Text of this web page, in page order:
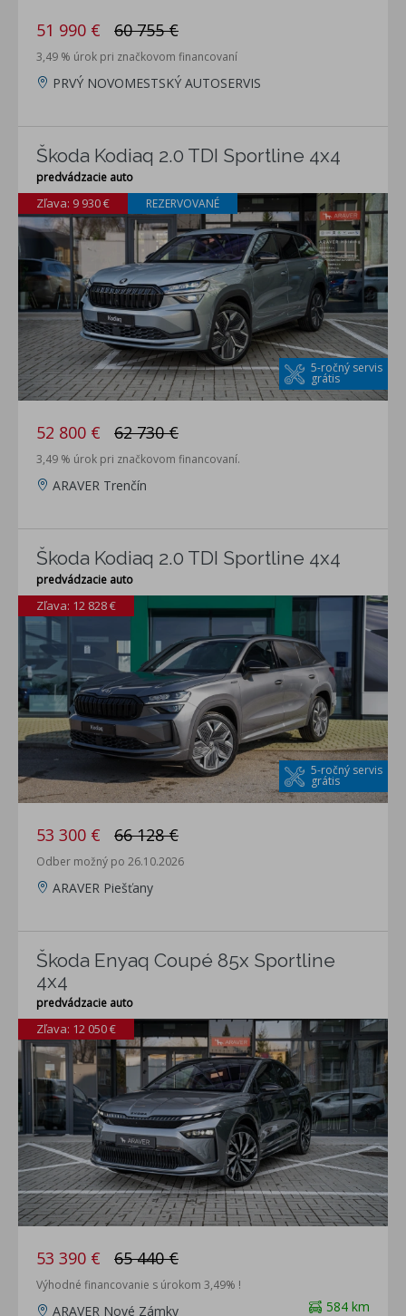
51 990 € 60 755 €
3,49 % úrok pri značkovom financovaní
PRVÝ NOVOMESTSKÝ AUTOSERVIS
Škoda Kodiaq 2.0 TDI Sportline 4x4
predvádzacie auto
5-ročný servis
grátis
Zľava: 9 930 € REZERVOVANÉ
52 800 € 62 730 €
3,49 % úrok pri značkovom financovaní.
ARAVER Trenčín
Škoda Kodiaq 2.0 TDI Sportline 4x4
predvádzacie auto
5-ročný servis
grátis
Zľava: 12 828 €
53 300 € 66 128 €
Odber možný po 26.10.2026
ARAVER Piešťany
Škoda Enyaq Coupé 85x Sportline
4x4
predvádzacie auto
Zľava: 12 050 €
53 390 € 65 440 €
Výhodné financovanie s úrokom 3,49% !
584 km
ARAVER Nové Zámky